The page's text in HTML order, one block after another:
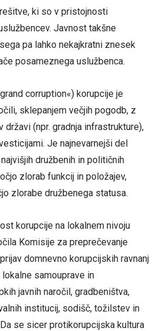
ki so v pristojnosti
Javnost takšne
pa lahko nekajkratni znesek
posameznega uslužbenca.
corruption«) korupcije je
sklepanjem večjih pogodb, z
državi (npr. gradnja infrastrukture),
Je najnevarnejši del
družbenih in političnih
zlorab funkcij in položajev,
zlorabe družbenega statusa.
korupcije na lokalnem nivoju
Komisije za preprečevanje
domnevno korupcijskih ravnanj
samouprave in
javnih naročil, gradbeništva,
institucij, sodišč, tožilstev in
se sicer protikorupcijska kultura